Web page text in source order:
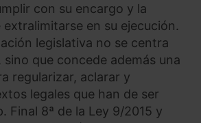
con su encargo y la
en su ejecución.
legislativa no se centra
que concede además una
regularizar, aclarar y
legales que han de ser
Final 8ª de la Ley 9/2015 y